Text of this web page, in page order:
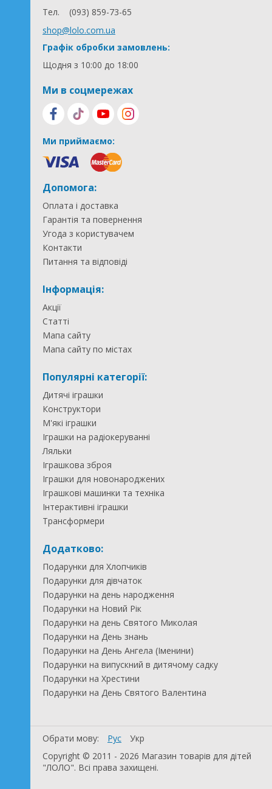
Тел.
(093) 859-73-65
shop@lolo.com.ua
Графік обробки замовлень:
Щодня з 10:00 до 18:00
Ми в соцмережах
Ми приймаємо:
Допомога:
Оплата і доставка
Гарантія та повернення
Угода з користувачем
Контакти
Питання та відповіді
Інформація:
Акції
Статті
Мапа сайту
Мапа сайту по містах
Популярні категорії:
Дитячі іграшки
Конструктори
М'які іграшки
Іграшки на радіокеруванні
Ляльки
Іграшкова зброя
Іграшки для новонароджених
Іграшкові машинки та техніка
Інтерактивні іграшки
Трансформери
Додатково:
Подарунки для Хлопчиків
Подарунки для дівчаток
Подарунки на день народження
Подарунки на Новий Рік
Подарунки на день Святого Миколая
Подарунки на День знань
Подарунки на День Ангела (Іменини)
Подарунки на випускний в дитячому садку
Подарунки на Хрестини
Подарунки на День Святого Валентина
Обрати мову: Рус
Укр
Copyright © 2011 - 2026 Магазин товарів для дітей
"ЛОЛО". Всі права захищені.